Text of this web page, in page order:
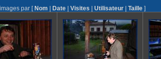
par [Nom | Date | Visites | Utilisateur | Taille ]